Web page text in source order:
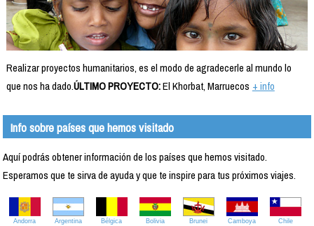
Realizar proyectos humanitarios, es el modo de agradecerle al mundo lo
que nos ha dado.ÚLTIMO PROYECTO:El Khorbat, Marruecos + info
Info sobre países que hemos visitado
Aquí podrás obtener información de los países que hemos visitado.
Esperamos que te sirva de ayuda y que te inspire para tus próximos viajes.
Andorra Argentina Bélgica Bolivia Brunei Camboya Chile